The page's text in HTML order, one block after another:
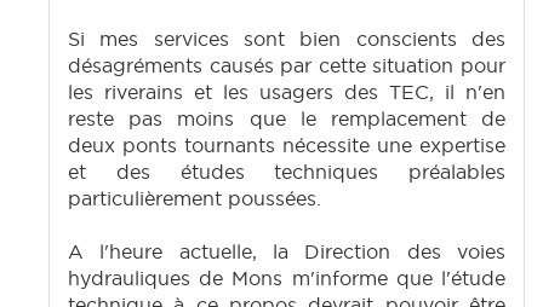
Si mes services sont bien conscients des
désagréments causés par cette situation pour
les riverains et les usagers des TEC, il n'en
reste pas moins que le remplacement de
deux ponts tournants nécessite une expertise
et des études techniques préalables
particulièrement poussées.
A l'heure actuelle, la Direction des voies
hydrauliques de Mons m'informe que l'étude